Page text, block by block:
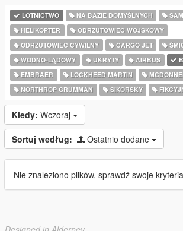
LOTNICTWO NA BAZIE DOMYŚLNYCH
HELIKOPTER
ODRZUTOWIEC WOJSKOWY
ODRZUTOWIEC CYWILNY
CARGO JET
WODNO-LĄDOWY
UKRYTY AIRBUS
EMBRAER
LOCKHEED MARTIN
NORTHROP GRUMMAN
SIKORSKY
Kiedy: Wczoraj
Sortuj według: Ostatnio dodane
Nie znaleziono plików, sprawdź swoje